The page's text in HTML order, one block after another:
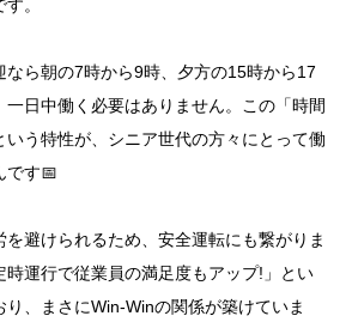
。
なら朝の7時から9時、夕方の15時から17
日中働く必要はありません。この「時間
う特性が、シニア世代の方々にとって働
です📅
避けられるため、安全運転にも繋がりま
時運行で従業員の満足度もアップ!」とい
り、まさにWin-Winの関係が築けていま